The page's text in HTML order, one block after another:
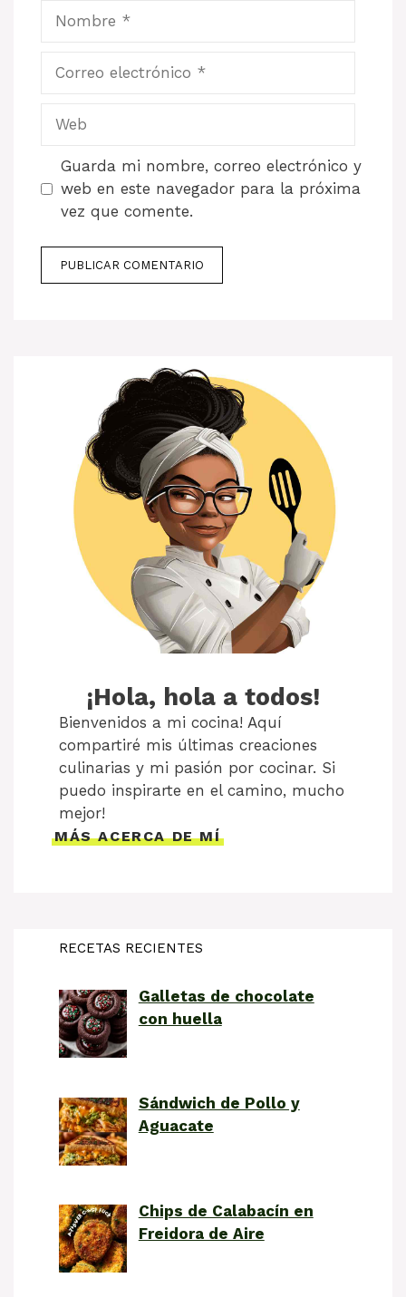
Nombre
Guarda mi nombre, correo electrónico y
web en este navegador para la próxima
vez que comente.
¡Hola, hola a todos!
Bienvenidos a mi cocina! Aquí
compartiré mis últimas creaciones
culinarias y mi pasión por cocinar. Si
puedo inspirarte en el camino, mucho
mejor!
MÁS ACERCA DE MÍ
RECETAS RECIENTES
Galletas de chocolate
con huella
Sándwich de Pollo y
Aguacate
Chips de Calabacín en
Freidora de Aire